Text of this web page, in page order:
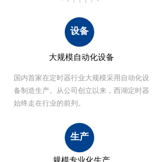
规模专业化生产
大规模自动化设备
生产
国内首家在定时器行业大规模采用自动化设
备制造生产。从公司创立以来，西湖定时器
始终走在行业的前列。
设备